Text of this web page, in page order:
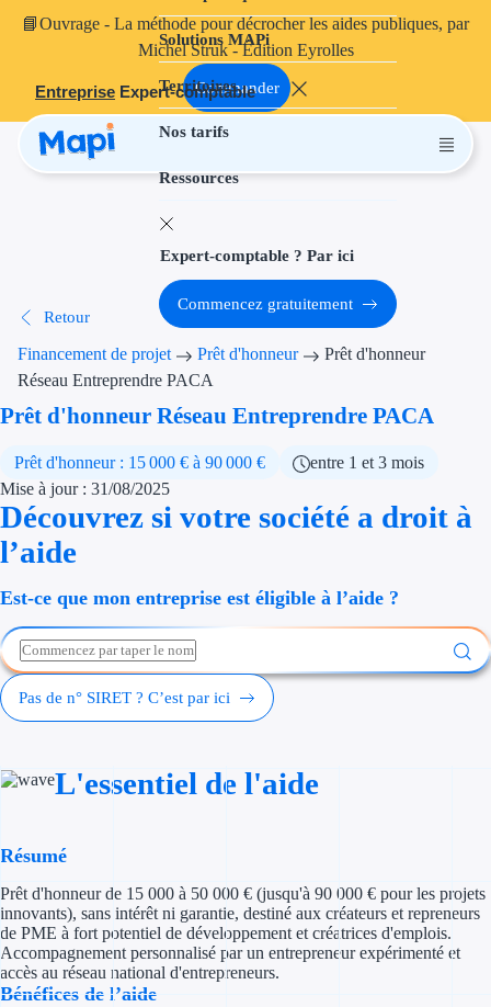
📘Ouvrage - La méthode pour décrocher les aides publiques, par
Michel Struk - Édition Eyrolles
Commander
Entreprise Expert-comptable
Solutions MAPi
Territoires
Nos tarifs
Ressources
Projets finançables
Aides à
Aides
Thématiques
Financement
Transition
Économies
Création
Aides sans
Subventions
Expert-comptable ? Par ici
Commencez gratuitement
Retour
Financement de projet Prêt d'honneur
Prêt d'honneur
Réseau Entreprendre PACA
Prêt d'honneur Réseau Entreprendre PACA
Prêt d'honneur : 15 000 € à 90 000 €
entre 1 et 3 mois
Mise à jour : 31/08/2025
Découvrez si votre société a droit à
l’aide
Est-ce que mon entreprise est éligible à l’aide ?
Pas de n° SIRET ? C’est par ici
L'essentiel de l'aide
Résumé
Prêt d'honneur de 15 000 à 50 000 € (jusqu'à 90 000 € pour les projets
innovants), sans intérêt ni garantie, destiné aux créateurs et repreneurs
de PME à fort potentiel de développement et créatrices d'emplois.
Accompagnement personnalisé par un entrepreneur expérimenté et
accès au réseau national d'entrepreneurs.
Bénéfices de l’aide